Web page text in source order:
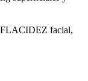
FLACIDEZ facial,